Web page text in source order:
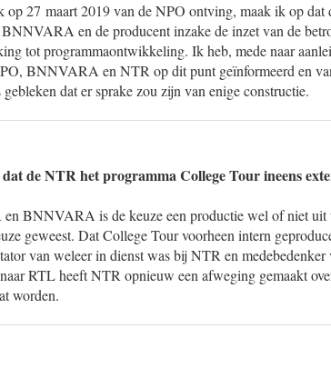
27 maart 2019 van de NPO ontving, maak ik op dat
en de producent inzake de inzet van de
tot programmaontwikkeling. Ik heb, mede naar
BNNVARA en NTR op dit punt geïnformeerd en
dat er sprake zou zijn van enige constructie.
de NTR het programma College Tour ineens
BNNVARA is de keuze een productie wel of niet uit
geweest. Dat College Tour voorheen intern
van weleer in dienst was bij NTR en
RTL heeft NTR opnieuw een afweging gemaakt
worden.